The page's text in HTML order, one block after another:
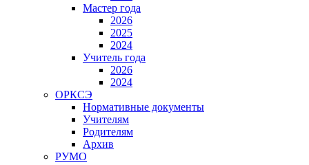
Мастер года
2026
2025
2024
Учитель года
2026
2024
ОРКСЭ
Нормативные документы
Учителям
Родителям
Архив
РУМО